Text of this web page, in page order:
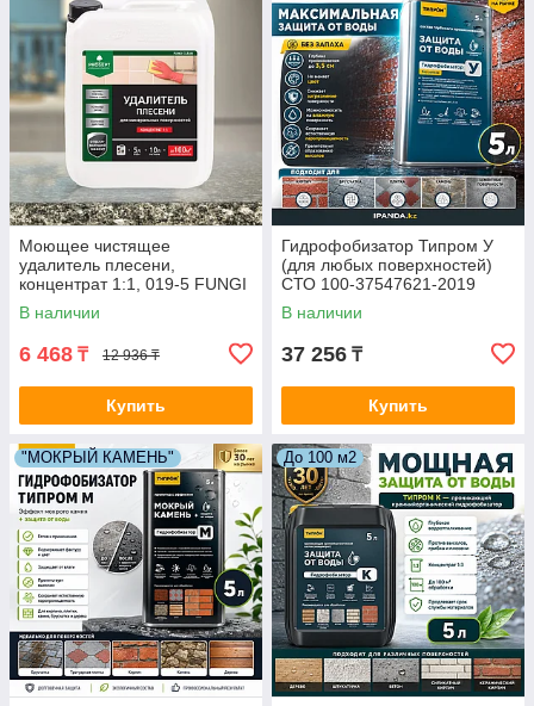
Моющее чистящее
удалитель плесени,
концентрат 1:1, 019-5 FUNGI
CLEAN (ФАНГИ КЛИН) - 5,0 л
= 75-100 м2
В наличии
6 468 ₸ 12 936 ₸
Купить
Гидрофобизатор Типром У
(для любых поверхностей)
СТО 100-37547621-2019
готовый состав 5 л.(Типром -
Россия)
В наличии
37 256 ₸
Купить
"МОКРЫЙ КАМЕНЬ" До 100 м2